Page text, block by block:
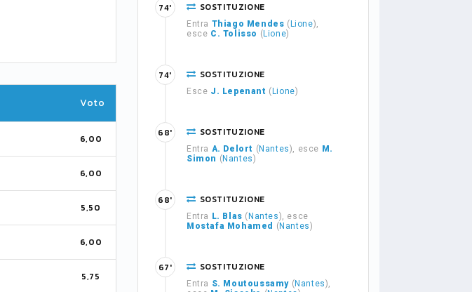
Voto
6,00
6,00
5,50
6,00
5,75
SOSTITUZIONE
Entra Thiago Mendes ( Lione),
esce C. Tolisso ( Lione)
74'
SOSTITUZIONE
Esce J. Lepenant ( Lione)
74'
SOSTITUZIONE
Entra A. Delort ( Nantes), esce M.
Simon ( Nantes)
68'
SOSTITUZIONE
Entra L. Blas ( Nantes), esce
Mostafa Mohamed ( Nantes)
68'
SOSTITUZIONE
Entra S. Moutoussamy ( Nantes),
67'